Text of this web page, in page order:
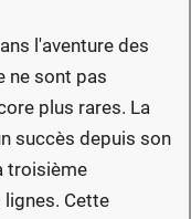
l'aventure des
ne sont pas
plus rares. La
succès depuis son
troisième
Cette